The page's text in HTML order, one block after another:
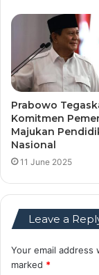
Prabowo
Komitmen
Majukan
Nasional
11 June 2025
Leave a
Your email address
marked *